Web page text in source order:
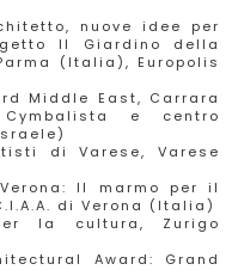
nuove idee per
Il Giardino della
(Italia), Europolis
Middle East, Carrara
e centro
di Varese, Varese
Il marmo per il
di Verona (Italia)
la cultura, Zurigo
Award: Grand